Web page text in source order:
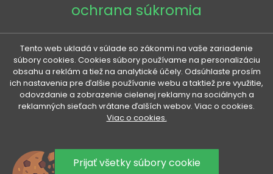
Copyright © 2026 - Veneti™
Veneti SK
Veneti CZ
Veneti DE
ochrana súkromia
Tento web ukladá v súlade so zákonmi na vaše zariadenie
súbory cookies. Cookies súbory používame na personalizáciu
obsahu a reklám a tiež na analytické účely. Odsúhlaste prosím
ich nastavenia pre ďalšie používanie webu a taktiež pre využitie,
odovzdanie a zobrazenie cielenej reklamy na sociálnych a
reklamných sieťach vrátane ďalších webov. Viac o cookies.
Viac o cookies.
Prijať všetky súbory cookie